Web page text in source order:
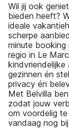
Wil jij ook
bieden heeft?
ideale
scherpe
minute booking
regio in Le
gezinnen én
privacy én
Met Belvilla
zodat jouw
om voordelig
vandaag nog